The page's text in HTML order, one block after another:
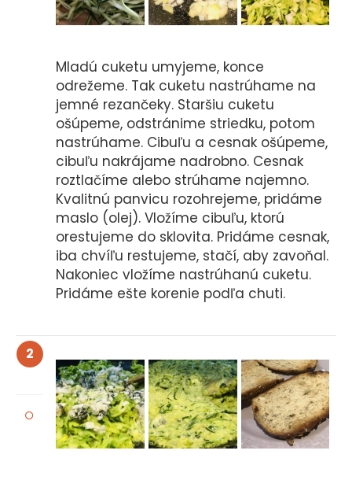
Mladú cuketu umyjeme, konce
odrežeme. Tak cuketu nastrúhame na
jemné rezančeky. Staršiu cuketu
ošúpeme, odstránime striedku, potom
nastrúhame. Cibuľu a cesnak ošúpeme,
cibuľu nakrájame nadrobno. Cesnak
roztlačíme alebo strúhame najemno.
Kvalitnú panvicu rozohrejeme, pridáme
maslo (olej). Vložíme cibuľu, ktorú
orestujeme do sklovita. Pridáme cesnak,
iba chvíľu restujeme, stačí, aby zavoňal.
Nakoniec vložíme nastrúhanú cuketu.
Pridáme ešte korenie podľa chuti.
2